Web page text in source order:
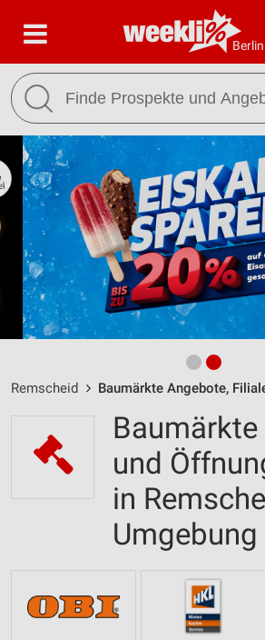
Berlin
Remscheid Baumärkte Angebote,
Baumärkte
und
in
Umgebung